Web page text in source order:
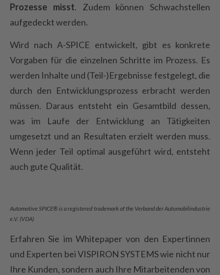
Prozesse misst. Zudem können Schwachstellen
aufgedeckt werden.
Wird nach A-SPICE entwickelt, gibt es konkrete
Vorgaben für die einzelnen Schritte im Prozess. Es
werden Inhalte und (Teil-)Ergebnisse festgelegt, die
durch den Entwicklungsprozess erbracht werden
müssen. Daraus entsteht ein Gesamtbild dessen,
was im Laufe der Entwicklung an Tätigkeiten
umgesetzt und an Resultaten erzielt werden muss.
Wenn jeder Teil optimal ausgeführt wird, entsteht
auch gute Qualität.
Automotive SPICE® is a registered trademark of the Verband der Automobilindustrie
e.V. (VDA)
Erfahren Sie im Whitepaper von den Expertinnen
und Experten bei VISPIRON SYSTEMS wie nicht nur
Ihre Kunden, sondern auch Ihre Mitarbeitenden von